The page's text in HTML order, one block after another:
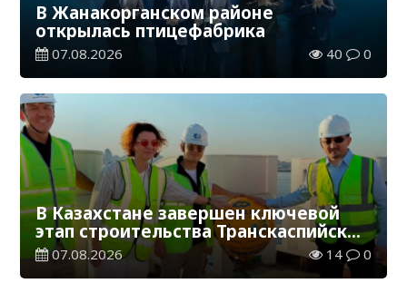
В Жанакорганском районе
открылась птицефабрика
07.08.2026 40 0
В Казахстане завершен ключевой
этап строительства Транскаспийской
волоконно-оптической линии связи
07.08.2026 14 0